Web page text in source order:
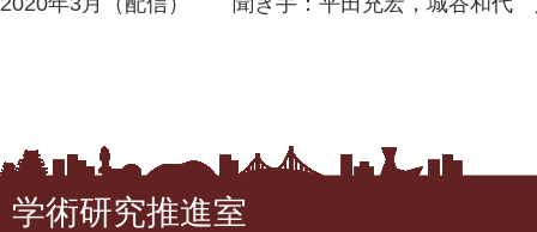
学術研究推進室